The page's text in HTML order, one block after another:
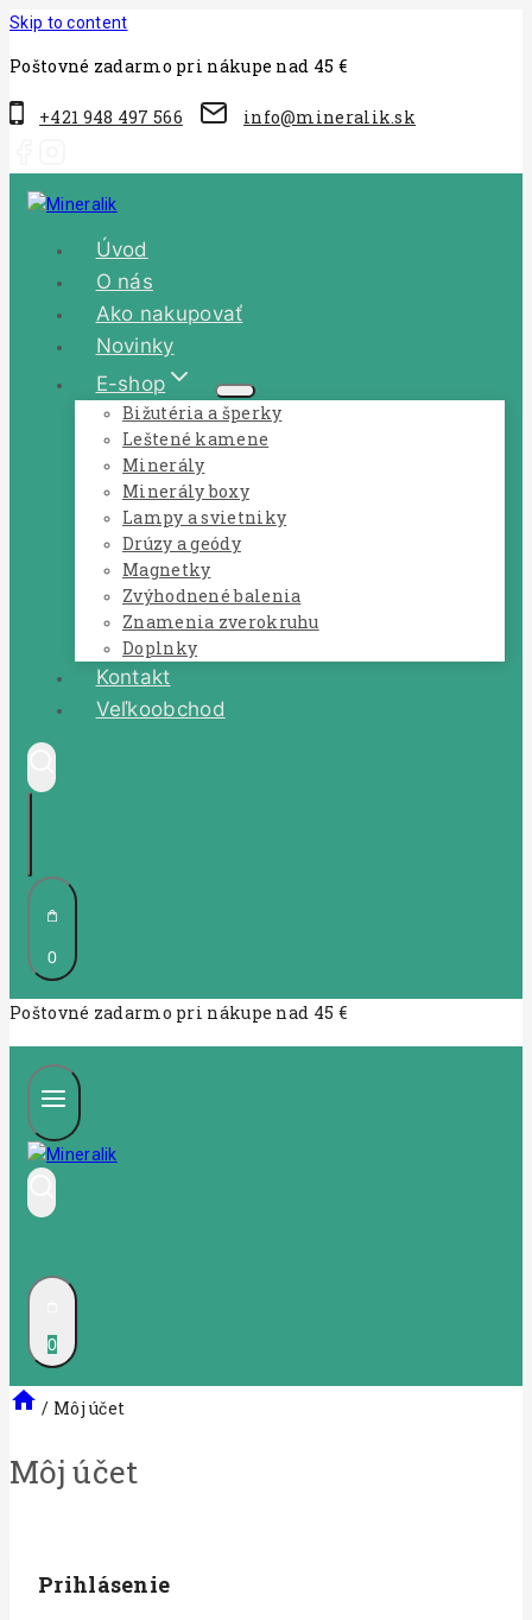
Skip to content
Poštovné zadarmo pri nákupe nad 45 €
+421 948 497 566 info@mineralik.sk
Úvod
O nás
Ako nakupovať
Novinky
E-shop
Bižutéria a šperky
Leštené kamene
Minerály
Minerály boxy
Lampy a svietniky
Drúzy a geódy
Magnetky
Zvýhodnené balenia
Znamenia zverokruhu
Doplnky
Kontakt
Veľkoobchod
0
Poštovné zadarmo pri nákupe nad 45 €
0
/ Môj účet
Môj účet
Prihlásenie